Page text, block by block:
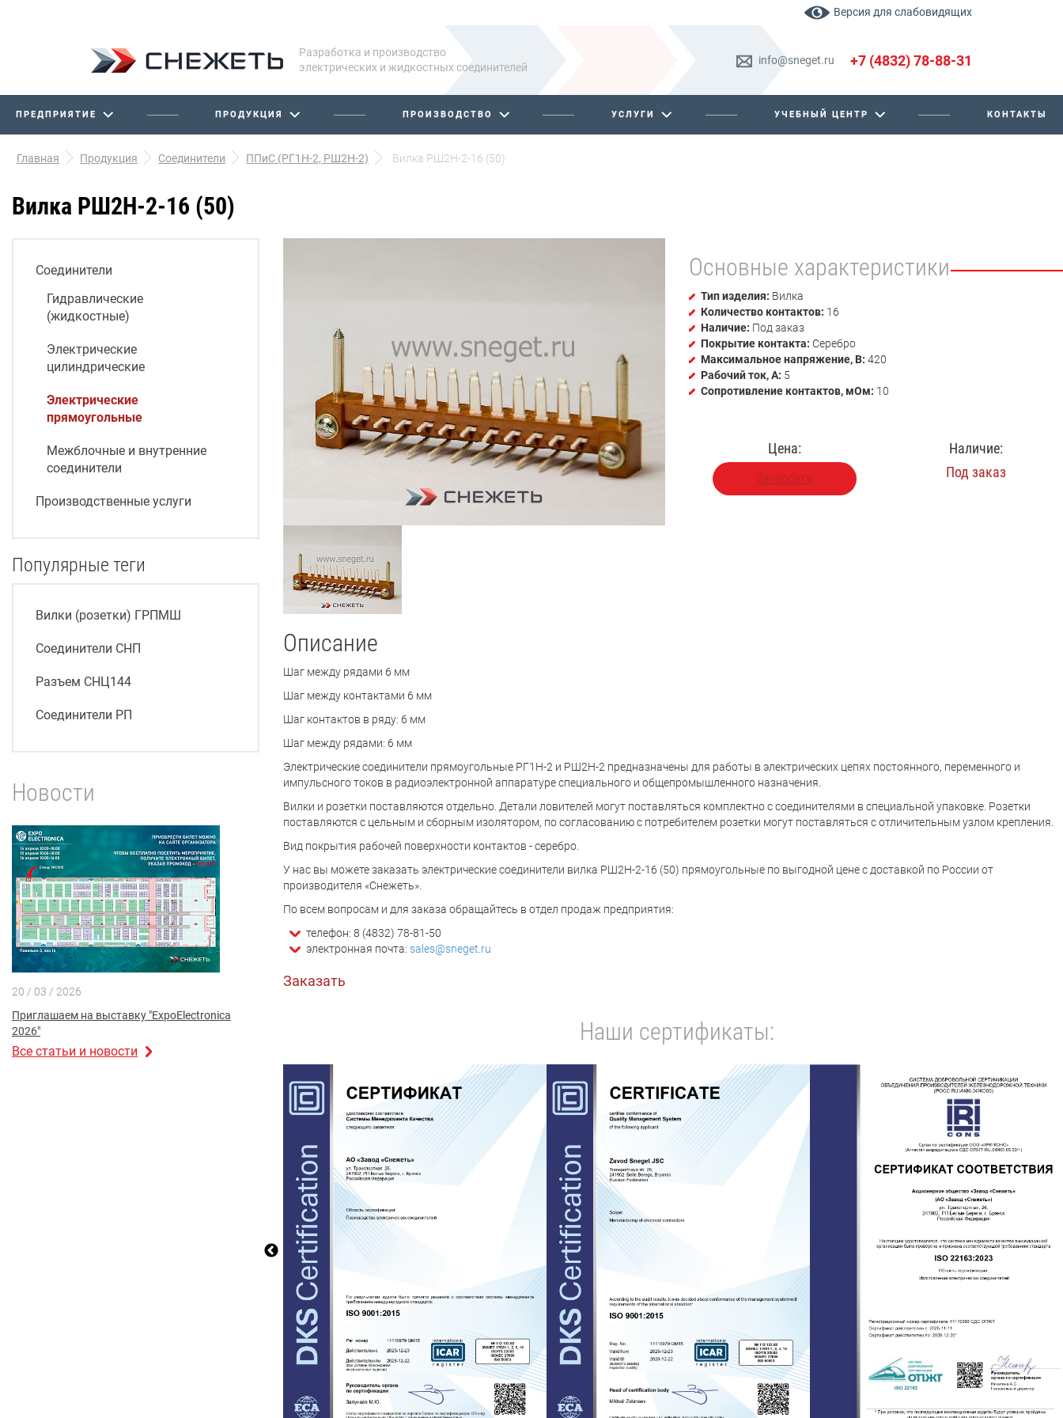
Версия для слабовидящих
Разработка и производство
электрических и жидкостных соединителей
info@sneget.ru +7 (4832) 78-88-31
ПРЕДПРИЯТИЕ ПРОДУКЦИЯ ПРОИЗВОДСТВО УСЛУГИ УЧЕБНЫЙ ЦЕНТР КОНТАКТЫ
Главная Продукция Соединители ППиС (РГ1Н-2, РШ2Н-2) Вилка РШ2Н-2-16 (50)
Вилка РШ2Н-2-16 (50)
Соединители
Гидравлические
(жидкостные)
Электрические
цилиндрические
Электрические
прямоугольные
Межблочные и внутренние
соединители
Производственные услуги
Популярные теги
Вилки (розетки) ГРПМШ
Соединители СНП
Разъем СНЦ144
Соединители РП
Новости
20 / 03 / 2026
Приглашаем на выставку "ExpoElectronica
2026"
Все статьи и новости
Основные характеристики
Тип изделия: Вилка
Количество контактов: 16
Наличие: Под заказ
Покрытие контакта: Серебро
Максимальное напряжение, В: 420
Рабочий ток, А: 5
Сопротивление контактов, мОм: 10
Цена:
Запросить
Наличие:
Под заказ
Описание
Шаг между рядами 6 мм
Шаг между контактами 6 мм
Шаг контактов в ряду: 6 мм
Шаг между рядами: 6 мм
Электрические соединители прямоугольные РГ1Н-2 и РШ2Н-2 предназначены для работы в электрических цепях постоянного, переменного и
импульсного токов в радиоэлектронной аппаратуре специального и общепромышленного назначения.
Вилки и розетки поставляются отдельно. Детали ловителей могут поставляться комплектно с соединителями в специальной упаковке. Розетки
поставляются с цельным и сборным изолятором, по согласованию с потребителем розетки могут поставляться с отличительным узлом крепления.
Вид покрытия рабочей поверхности контактов - серебро.
У нас вы можете заказать электрические соединители вилка РШ2Н-2-16 (50) прямоугольные по выгодной цене с доставкой по России от
производителя «Снежеть».
По всем вопросам и для заказа обращайтесь в отдел продаж предприятия:
телефон: 8 (4832) 78-81-50
электронная почта: sales@sneget.ru
Заказать
Наши сертификаты: